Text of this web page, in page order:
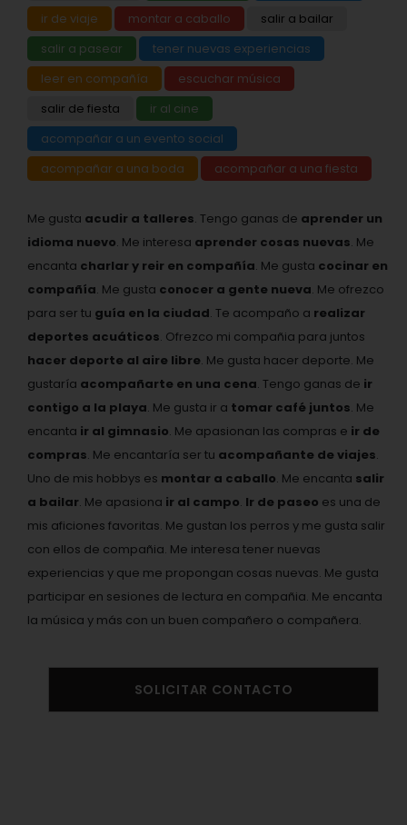
ir de viaje montar a caballo
salir a bailar
salir a pasear
tener nuevas experiencias
leer en compañía
escuchar música
salir de fiesta
ir al cine
acompañar a un evento social
acompañar a una boda
acompañar a una fiesta
Me gusta acudir a talleres. Tengo ganas de aprender un
idioma nuevo. Me interesa aprender cosas nuevas. Me
encanta charlar y reir en compañía. Me gusta cocinar en
compañía. Me gusta conocer a gente nueva. Me ofrezco
para ser tu guía en la ciudad. Te acompaño a realizar
deportes acuáticos. Ofrezco mi compañia para juntos
hacer deporte al aire libre. Me gusta hacer deporte. Me
gustaría acompañarte en una cena. Tengo ganas de ir
contigo a la playa. Me gusta ir a tomar café juntos. Me
encanta ir al gimnasio. Me apasionan las compras e ir de
compras. Me encantaría ser tu acompañante de viajes.
Uno de mis hobbys es montar a caballo. Me encanta salir
a bailar. Me apasiona ir al campo. Ir de paseo es una de
mis aficiones favoritas. Me gustan los perros y me gusta salir
con ellos de compañia. Me interesa tener nuevas
experiencias y que me propongan cosas nuevas. Me gusta
participar en sesiones de lectura en compañia. Me encanta
la música y más con un buen compañero o compañera.
SOLICITAR CONTACTO